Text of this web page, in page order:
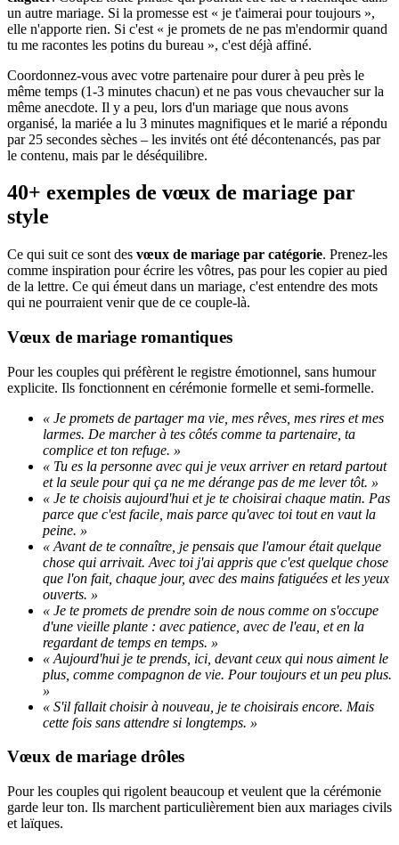
un autre mariage. Si la promesse est « je t'aimerai pour toujours »,
elle n'apporte rien. Si c'est « je promets de ne pas m'endormir quand
tu me racontes les potins du bureau », c'est déjà affiné.
Coordonnez-vous avec votre partenaire pour durer à peu près le
même temps (1-3 minutes chacun) et ne pas vous chevaucher sur la
même anecdote. Il y a peu, lors d'un mariage que nous avons
organisé, la mariée a lu 3 minutes magnifiques et le marié a répondu
par 25 secondes sèches – les invités ont été décontenancés, pas par
le contenu, mais par le déséquilibre.
40+ exemples de vœux de mariage par
style
Ce qui suit ce sont des vœux de mariage par catégorie. Prenez-les
comme inspiration pour écrire les vôtres, pas pour les copier au pied
de la lettre. Ce qui émeut dans un mariage, c'est entendre des mots
qui ne pourraient venir que de ce couple-là.
Vœux de mariage romantiques
Pour les couples qui préfèrent le registre émotionnel, sans humour
explicite. Ils fonctionnent en cérémonie formelle et semi-formelle.
« Je promets de partager ma vie, mes rêves, mes rires et mes
larmes. De marcher à tes côtés comme ta partenaire, ta
complice et ton refuge. »
« Tu es la personne avec qui je veux arriver en retard partout
et la seule pour qui ça ne me dérange pas de me lever tôt. »
« Je te choisis aujourd'hui et je te choisirai chaque matin. Pas
parce que c'est facile, mais parce qu'avec toi tout en vaut la
peine. »
« Avant de te connaître, je pensais que l'amour était quelque
chose qui arrivait. Avec toi j'ai appris que c'est quelque chose
que l'on fait, chaque jour, avec des mains fatiguées et les yeux
ouverts. »
« Je te promets de prendre soin de nous comme on s'occupe
d'une vieille plante : avec patience, avec de l'eau, et en la
regardant de temps en temps. »
« Aujourd'hui je te prends, ici, devant ceux qui nous aiment le
plus, comme compagnon de vie. Pour toujours et un peu plus.
»
« S'il fallait choisir à nouveau, je te choisirais encore. Mais
cette fois sans attendre si longtemps. »
Vœux de mariage drôles
Pour les couples qui rigolent beaucoup et veulent que la cérémonie
garde leur ton. Ils marchent particulièrement bien aux mariages civils
et laïques.